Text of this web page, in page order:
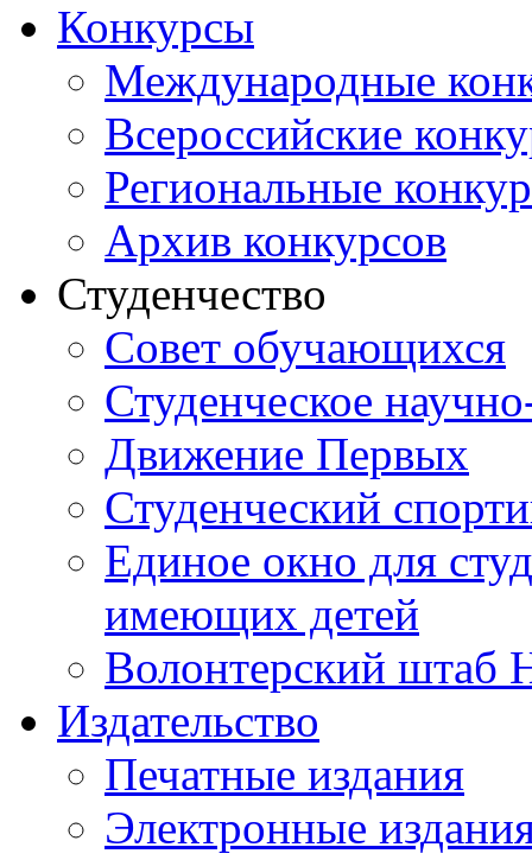
Конкурсы
Международные
Всероссийские
Региональные
Архив конкурсов
Студенчество
Совет обучающихся
Студенческое
Движение Первых
Студенческий
Единое окно для
имеющих детей
Волонтерский штаб
Издательство
Печатные издания
Электронные